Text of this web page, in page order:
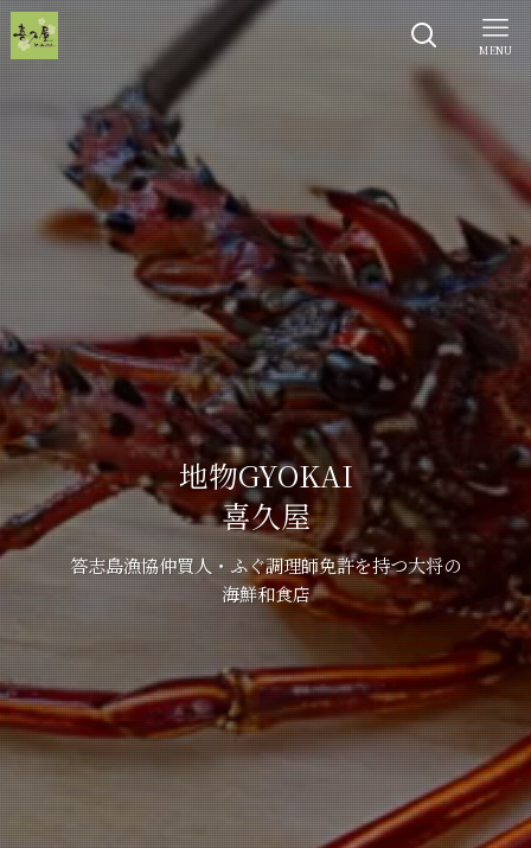
MENU
地物GYOKAI
喜久屋
答志島漁協仲買人・ふぐ調理師免許を持つ大将の
海鮮和食店